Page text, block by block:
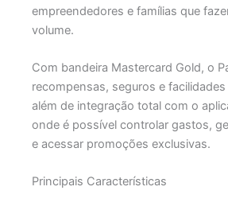
empreendedores e famílias que
volume.
Com bandeira Mastercard Gold, o
recompensas, seguros e
além de integração total com o
onde é possível controlar gastos,
e acessar promoções exclusivas.
Principais Características